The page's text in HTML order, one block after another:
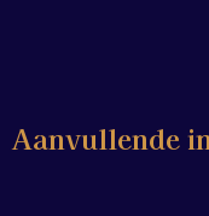
Aanvullende